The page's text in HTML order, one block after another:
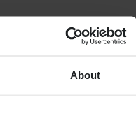
About